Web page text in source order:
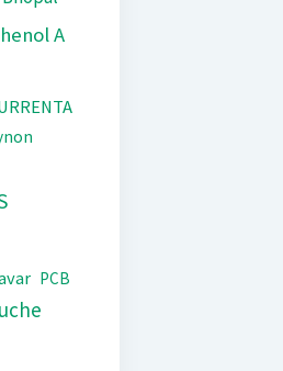
A
PCB